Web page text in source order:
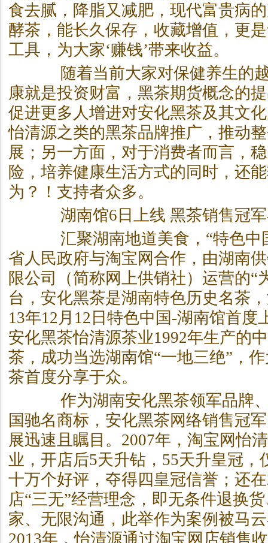
食去腻，降脂又减肥，现代富贵病
酵茶，能长久保存，收藏增值，更
工具，为大家‘赚钱’带来收益。
随着当前大家对保健养生的越
康就是投资财富， 黑茶期货概念的
促进更多人增进对安化黑茶及其文
怡清源之类的黑茶品牌推广，推动
展；另一方面，对于消费者而言，
险，培养健康生活方式的同时，还
为？！支持者众多。
湖南馆6日上线 黑茶销售冠
汇聚湖南地道美食，“特色中
省人民政府与淘宝网合作，由湖南
限公司（简称网上供销社）运营的“
台，安化黑茶是湖南特色历史名茶
13年12月12日特色中国-湖南馆首度
安化黑茶怡清源茶业1992年生产的
茶，成功当选湖南馆“一地三绝”，
茶首度分享于众。
作为湖南安化黑茶领军品牌
国驰名商标，安化黑茶网络销售冠
展迅速且瞩目。2007年，淘宝网怡
业，开店后5天升钻，55天升皇冠，
十万个好评，夺得四皇冠信誉；还
店“三无”经营理念，即无条件退换
家、无限沟通，此举作为案例被马
2013年，怡清源通过淘宝网店销售